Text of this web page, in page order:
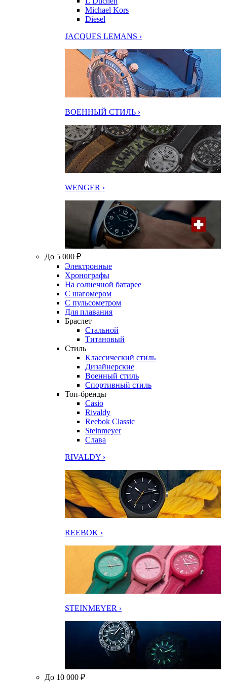
Michael Kors
Diesel
JACQUES LEMANS ›
ВОЕННЫЙ СТИЛЬ ›
WENGER ›
До 5 000 ₽
Электронные
Хронографы
На солнечной батарее
С шагомером
С пульсометром
Для плавания
Браслет
Стальной
Титановый
Стиль
Классический стиль
Дизайнерские
Военный стиль
Спортивный стиль
Топ-бренды
Casio
Rivaldy
Reebok Classic
Steinmeyer
Слава
RIVALDY ›
REEBOK ›
STEINMEYER ›
До 10 000 ₽